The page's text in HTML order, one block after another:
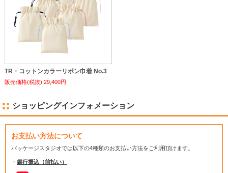
TR・コットンカラーリボン巾着 No.3
販売価格(税抜):29,400円
ショッピングインフォメーション
お支払い方法について
パッケージスタジオでは以下の4種類のお支払い方法をご利用頂けます。
・ 銀行振込（前払い）